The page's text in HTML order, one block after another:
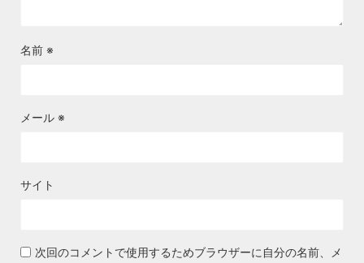
名前 ※
メール ※
サイト
次回のコメントで使用するためブラウザーに自分の名前、メ